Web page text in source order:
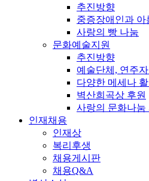
추진방향
중증장애인과 아
사랑의 빵 나눔
문화예술지원
추진방향
예술단체, 연주
다양한 메세나
벽산희곡상 후원
사랑의 문화나눔
인재채용
인재상
복리후생
채용게시판
채용Q&A